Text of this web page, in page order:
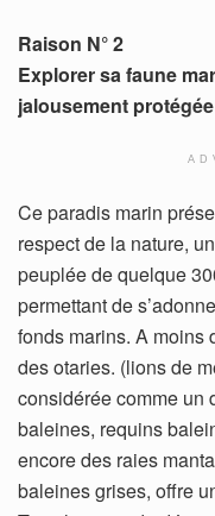
Raison N° 2
Explorer sa faune
jalousement protégée
Ce paradis marin
respect de la nature,
peuplée de quelque
permettant de
fonds marins. A moins
des otaries. (lions de
considérée comme un
baleines, requins
encore des raies
baleines grises, offre